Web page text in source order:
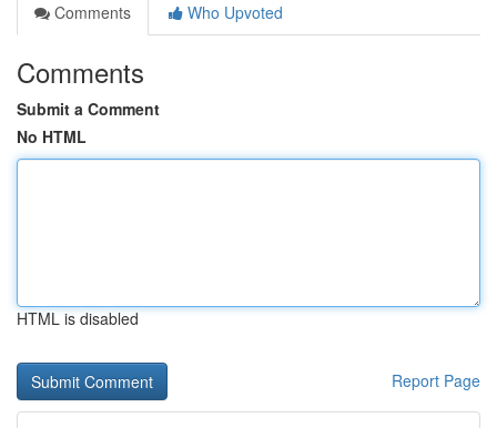
Comments
Who Upvoted
Comments
Submit a Comment
No HTML
HTML is disabled
Report Page